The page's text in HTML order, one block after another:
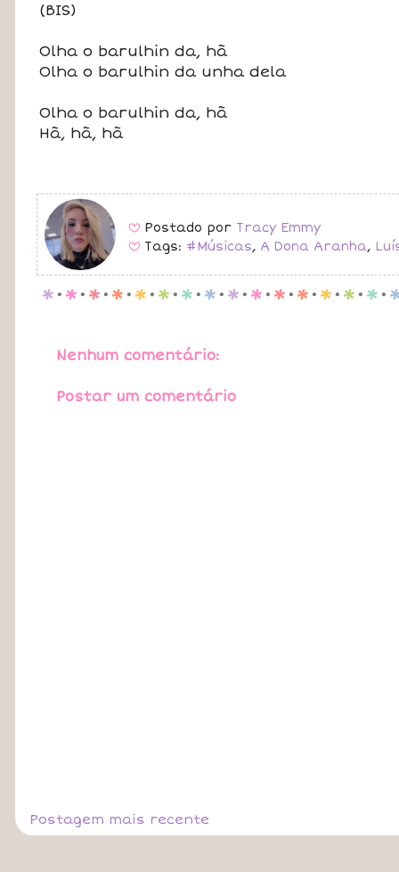
(BIS)
Olha o barulhin da, hã
Olha o barulhin da unha dela
Olha o barulhin da, hã
Hã, hã, hã
B Postado por Tracy Emmy
B Tags: #Músicas, A Dona Aranha,
p . p . p . p . p . p . p . p . p . p . p . p . p . p . p .
Nenhum comentário:
Postar um comentário
Postagem mais recente